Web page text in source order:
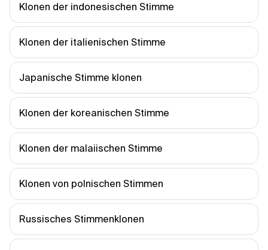
Klonen der indonesischen Stimme
Klonen der italienischen Stimme
Japanische Stimme klonen
Klonen der koreanischen Stimme
Klonen der malaiischen Stimme
Klonen von polnischen Stimmen
Russisches Stimmenklonen